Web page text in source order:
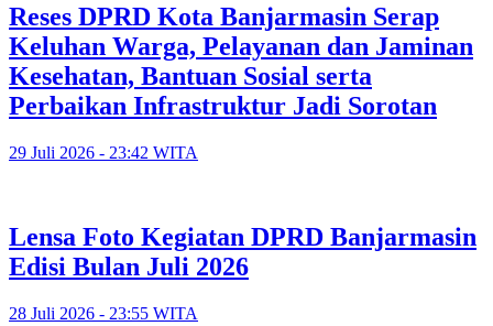
Reses DPRD Kota Banjarmasin Serap
Keluhan Warga, Pelayanan dan Jaminan
Kesehatan, Bantuan Sosial serta
Perbaikan Infrastruktur Jadi Sorotan
29 Juli 2026 - 23:42 WITA
Lensa Foto Kegiatan DPRD Banjarmasin
Edisi Bulan Juli 2026
28 Juli 2026 - 23:55 WITA